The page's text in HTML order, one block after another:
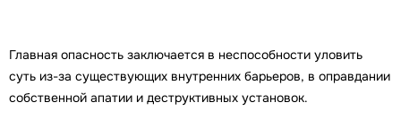
Главная опасность заключается в неспособности уловить
суть из-за существующих внутренних барьеров, в оправдании
собственной апатии и деструктивных установок.